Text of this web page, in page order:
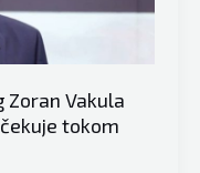
Vakula
tokom